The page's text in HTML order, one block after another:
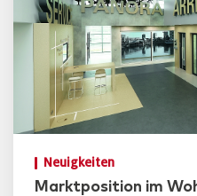
Neuigkeiten
Marktposition im